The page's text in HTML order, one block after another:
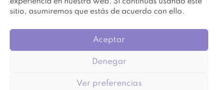
sitio, asumiremos que estás de acuerdo con ello.
Aceptar
Denegar
Ver preferencias
Aviso legal
reservados. DiseñoBeartez